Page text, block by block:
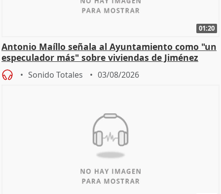
01:20
Antonio Maíllo señala al Ayuntamiento como "un
especulador más" sobre viviendas de Jiménez
Becerril
Sonido Totales 03/08/2026